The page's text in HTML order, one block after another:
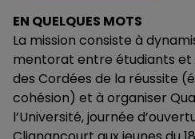
EN QUELQUES MOTS
La mission consiste à
mentorat entre étudiants et
des Cordées de la réussite
cohésion) et à organiser
l’Université, journée